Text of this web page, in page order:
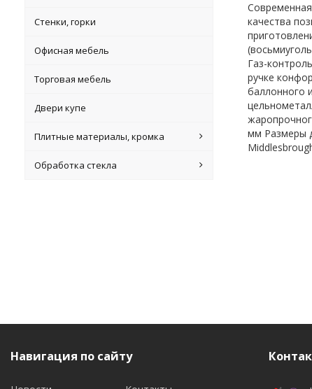
Стенки, горки
Офисная мебель
Торговая мебель
Двери купе
Плитные материалы, кромка
Обработка стекла
качества
Газ-
ручке
баллонного
мм Размеры
Навигация по сайту